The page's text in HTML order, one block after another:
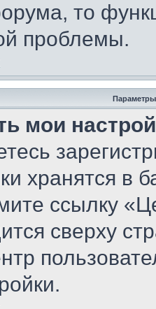
то
проблемы.
Параметры
мои
хранятся в
ссылку
сверху